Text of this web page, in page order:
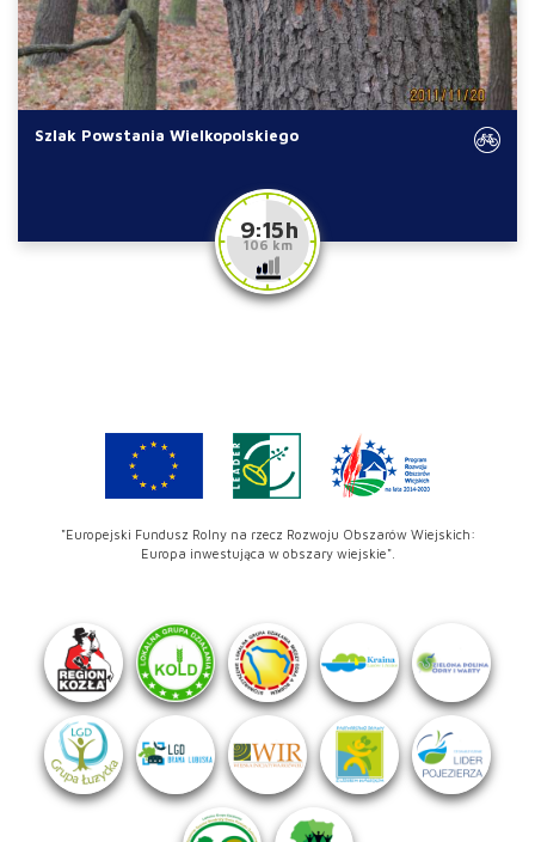
Szlak Powstania Wielkopolskiego
9:15 h
106 km
"Europejski Fundusz Rolny na rzecz Rozwoju Obszarów Wiejskich:
Europa inwestująca w obszary wiejskie".